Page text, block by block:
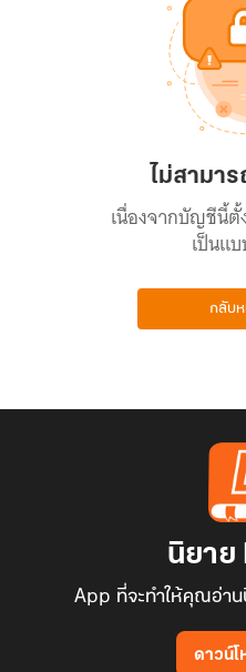
ไม่สามา
เนื่องจากบัญชีนี้
เป็นแ
กลับ
นิยาย
App ที่จะทำให้คุณอ่าน
ดาวน์